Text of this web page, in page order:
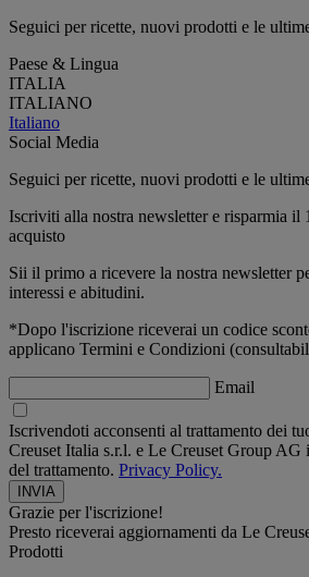
Seguici per ricette, nuovi prodotti e le
Paese & Lingua
ITALIA
ITALIANO
Italiano
Social Media
Seguici per ricette, nuovi prodotti e le
Iscriviti alla nostra newsletter e risparmia il
acquisto
Sii il primo a ricevere la nostra newsletter
interessi e abitudini.
*Dopo l'iscrizione riceverai un codice
applicano Termini e Condizioni
Email
Iscrivendoti acconsenti al trattamento dei
Creuset Italia s.r.l. e Le Creuset Group
del trattamento. Privacy Policy.
Grazie per l'iscrizione!
Presto riceverai aggiornamenti da Le
Prodotti